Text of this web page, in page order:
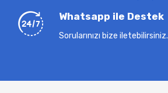
Whatsapp ile Destek
Sorularınızı bize iletebilirsiniz.